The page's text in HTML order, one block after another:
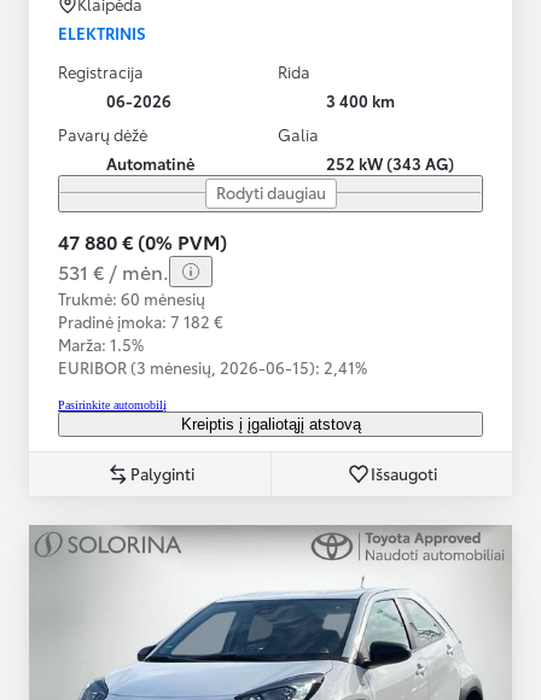
ELEKTRINIS
Registracija
06-2026
Rida
3 400 km
Pavarų dėžė
Automatinė
Galia
252 kW (343 AG)
Rodyti daugiau
47 880 € (0% PVM)
531 € / mėn.
Trukmė: 60 mėnesių
Pradinė įmoka: 7 182 €
Marža: 1.5%
EURIBOR (3 mėnesių, 2026-06-15): 2,41%
Pasirinkite automobilį
Kreiptis į įgaliotąjį atstovą
Palyginti Išsaugoti